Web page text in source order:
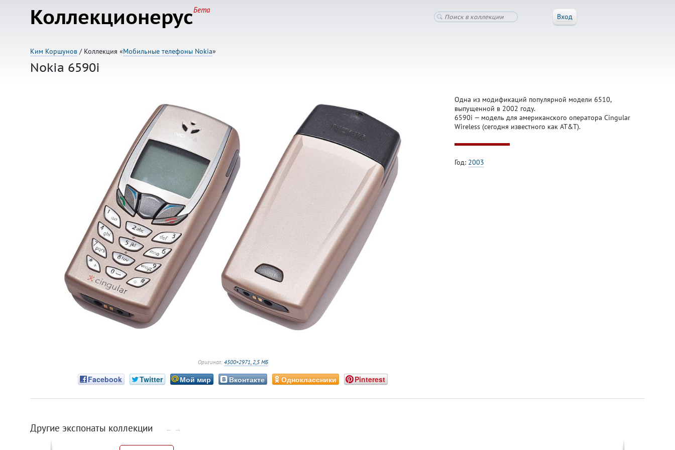
КоллекционерусБета
Вход
Ким Коршунов / Коллекция «Мобильные телефоны Nokia»
Nokia 6590i
Оригинал: 4500×2971, 2,5 МБ
Facebook Twitter Мой мир Вконтакте Одноклассники Pinterest
Одна из модификаций популярной модели 6510,
выпущенной в 2002 году.
6590i — модель для американского оператора Cingular
Wireless (сегодня известного как AT&T).
Год: 2003
Другие экспонаты коллекции ← →